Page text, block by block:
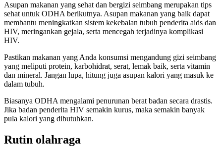
Asupan makanan yang sehat dan bergizi seimbang merupakan tips
sehat untuk ODHA berikutnya. Asupan makanan yang baik dapat
membantu meningkatkan sistem kekebalan tubuh penderita aids dan
HIV, meringankan gejala, serta mencegah terjadinya komplikasi
HIV.
Pastikan makanan yang Anda konsumsi mengandung gizi seimbang
yang meliputi protein, karbohidrat, serat, lemak baik, serta vitamin
dan mineral. Jangan lupa, hitung juga asupan kalori yang masuk ke
dalam tubuh.
Biasanya ODHA mengalami penurunan berat badan secara drastis.
Jika badan penderita HIV semakin kurus, maka semakin banyak
pula kalori yang dibutuhkan.
Rutin olahraga